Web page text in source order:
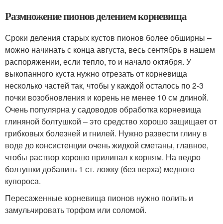
Размножение пионов делением корневища
Сроки деления старых кустов пионов более обширны –
можно начинать с конца августа, весь сентябрь в нашем
распоряжении, если тепло, то и начало октября. У
выкопанного куста нужно отрезать от корневища
несколько частей так, чтобы у каждой осталось по 2-3
почки возобновления и корень не менее 10 см длиной.
Очень популярна у садоводов обработка корневища
глиняной болтушкой – это средство хорошо защищает от
грибковых болезней и гнилей. Нужно развести глину в
воде до консистенции очень жидкой сметаны, главное,
чтобы раствор хорошо прилипал к корням. На ведро
болтушки добавить 1 ст. ложку (без верха) медного
купороса.
Пересаженные корневища пионов нужно полить и
замульчировать торфом или соломой.